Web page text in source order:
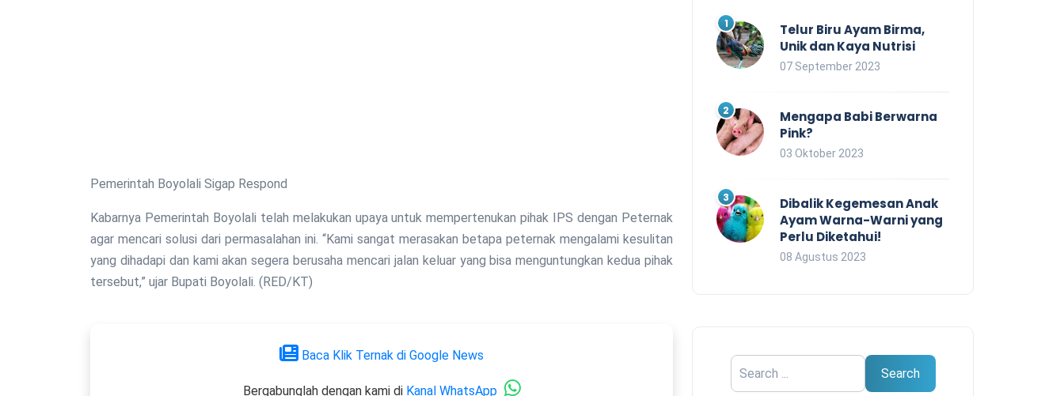
Pemerintah Boyolali Sigap Respond
Kabarnya Pemerintah Boyolali telah melakukan upaya untuk mempertenukan pihak IPS dengan Peternak
agar mencari solusi dari permasalahan ini. “Kami sangat merasakan betapa peternak mengalami kesulitan
yang dihadapi dan kami akan segera berusaha mencari jalan keluar yang bisa menguntungkan kedua pihak
tersebut,” ujar Bupati Boyolali. (RED/KT)
Baca Klik Ternak di Google News
Bergabunglah dengan kami di Kanal WhatsApp
Telur Biru Ayam Birma,
Unik dan Kaya Nutrisi
07 September 2023
Mengapa Babi Berwarna
Pink?
03 Oktober 2023
Dibalik Kegemesan Anak
Ayam Warna-Warni yang
Perlu Diketahui!
08 Agustus 2023